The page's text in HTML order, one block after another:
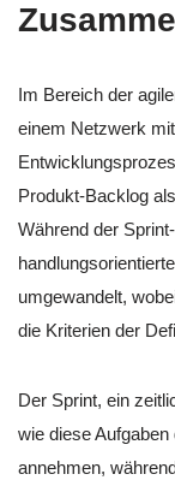
Im Bereich der
einem Netzwerk
Produkt-Backlog
Während der
umgewandelt,
die Kriterien der
Der Sprint, ein
wie diese
annehmen,